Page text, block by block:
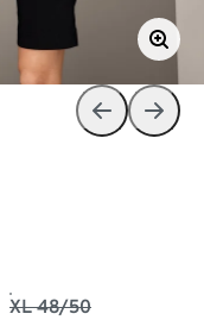
XL 48/50